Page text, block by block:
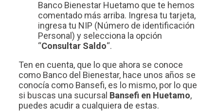
Banco Bienestar Huetamo que te hemos
comentado más arriba. Ingresa tu tarjeta,
ingresa tu NIP (Número de identificación
Personal) y selecciona la opción
“Consultar Saldo“.
Ten en cuenta, que lo que ahora se conoce
como Banco del Bienestar, hace unos años se
conocía como Bansefi, es lo mismo, por lo que
si buscas una sucursal Bansefi en Huetamo,
puedes acudir a cualquiera de estas.